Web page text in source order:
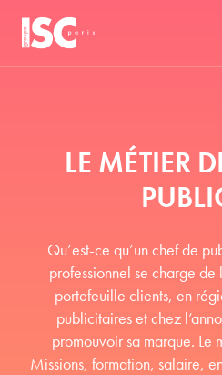
LE MÉTIER
Qu’est-ce qu’un chef de
professionnel se charge de
portefeuille clients, en
publicitaires et chez
promouvoir sa marque. Le
Missions, formation, salaire,